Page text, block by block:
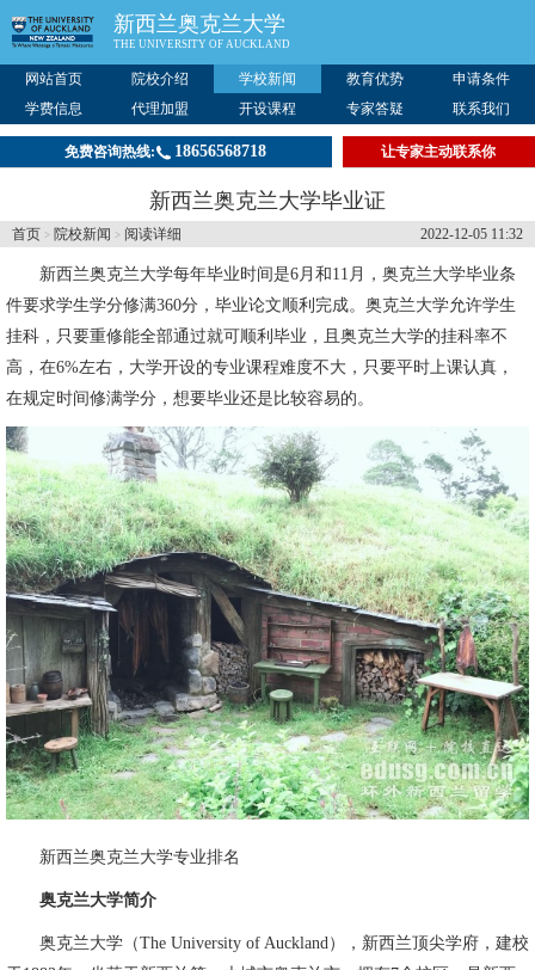
新西兰奥克兰大学
THE UNIVERSITY OF AUCKLAND
网站首页 院校介绍 学校新闻 教育优势
申请条件
学费信息
代理加盟 开设课程 专家答疑 联系我们
免费咨询热线: 18656568718 让专家主动联系你
新西兰奥克兰大学毕业证
2022-12-05 11:32
首页 > 院校新闻 > 阅读详细
新西兰奥克兰大学每年毕业时间是6月和11月，奥克兰大学毕业条
件要求学生学分修满360分，毕业论文顺利完成。奥克兰大学允许学生
挂科，只要重修能全部通过就可顺利毕业，且奥克兰大学的挂科率不
高，在6%左右，大学开设的专业课程难度不大，只要平时上课认真，
在规定时间修满学分，想要毕业还是比较容易的。
新西兰奥克兰大学专业排名
奥克兰大学简介
奥克兰大学（The University of Auckland），新西兰顶尖学府，建校